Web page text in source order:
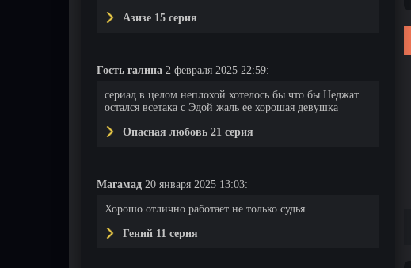
Азизе 15 серия
Гость галина 2 февраля 2025 22:59:
сериад в целом неплохой хотелось бы что бы Неджат
остался всетака с Эдой жаль ее хорошая девушка
Опасная любовь 21 серия
Магамад 20 января 2025 13:03:
Хорошо отлично работает не только судья
Гений 11 серия